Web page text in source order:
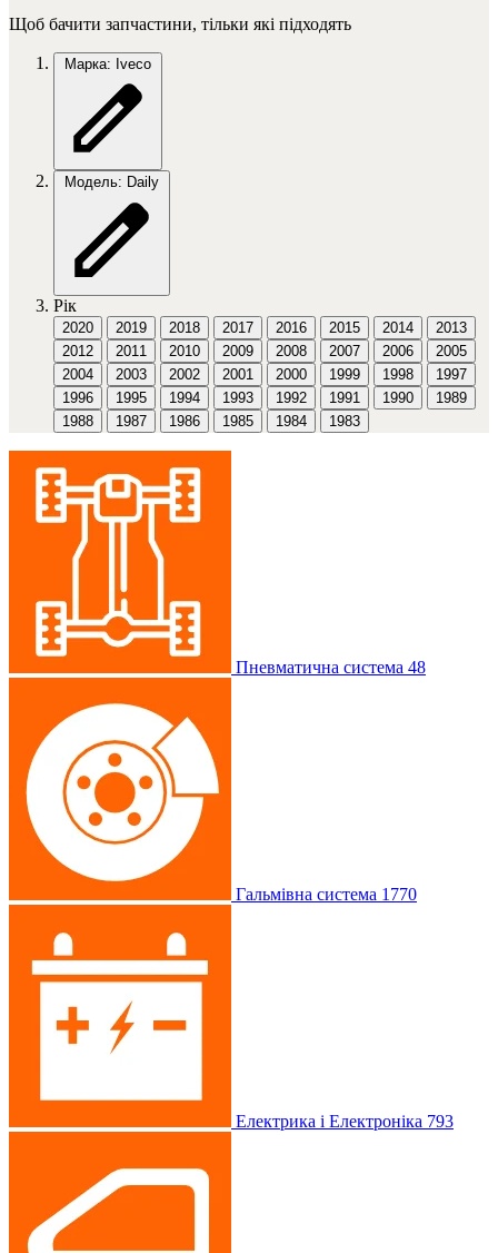
Щоб бачити запчастини, тільки які підходять
Марка: Iveco
Модель: Daily
Рік
2020 2019 2018 2017 2016 2015 2014
2013
2012
2011 2010 2009 2008 2007 2006
2005
2004
2003 2002 2001 2000 1999 1998
1997
1996
1995 1994 1993 1992 1991 1990
1989
1988
1987 1986 1985 1984 1983
Пневматична система 48
Гальмівна система 1770
Електрика і Електроніка 793